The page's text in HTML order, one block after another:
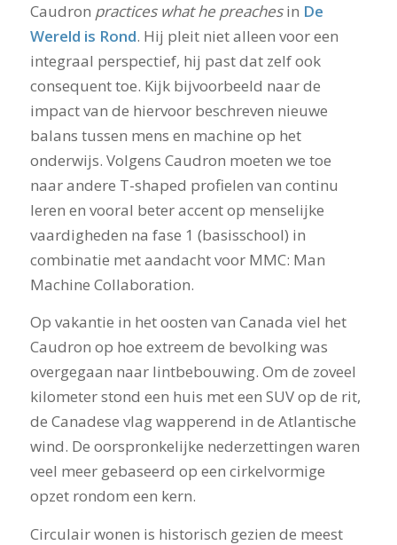
Caudron practices what he preachesin De
Wereld is Rond. Hij pleit niet alleen voor een
integraal perspectief, hij past dat zelf ook
consequent toe. Kijk bijvoorbeeld naar de
impact van de hiervoor beschreven nieuwe
balans tussen mens en machine op het
onderwijs. Volgens Caudron moeten we toe
naar andere T-shaped profielen van continu
leren en vooral beter accent op menselijke
vaardigheden na fase 1 (basisschool) in
combinatie met aandacht voor MMC: Man
Machine Collaboration.
Op vakantie in het oosten van Canada viel het
Caudron op hoe extreem de bevolking was
overgegaan naar lintbebouwing. Om de zoveel
kilometer stond een huis met een SUV op de rit,
de Canadese vlag wapperend in de Atlantische
wind. De oorspronkelijke nederzettingen waren
veel meer gebaseerd op een cirkelvormige
opzet rondom een kern.
Circulair wonen is historisch gezien de meest